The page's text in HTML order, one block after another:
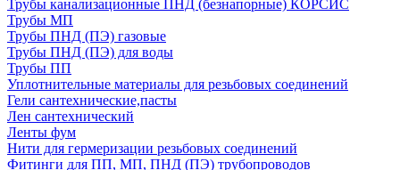
Трубы канализационные ПНД (безнапорные) КОРСИС
Трубы МП
Трубы ПНД (ПЭ) газовые
Трубы ПНД (ПЭ) для воды
Трубы ПП
Уплотнительные материалы для резьбовых соединений
Гели сантехнические,пасты
Лен сантехнический
Ленты фум
Нити для гермеризации резьбовых соединений
Фитинги для ПП, МП, ПНД (ПЭ) трубопроводов